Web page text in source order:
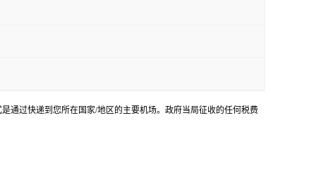
通过快递到您所在国家/地区的主要机场。政府当局征收的任何税费